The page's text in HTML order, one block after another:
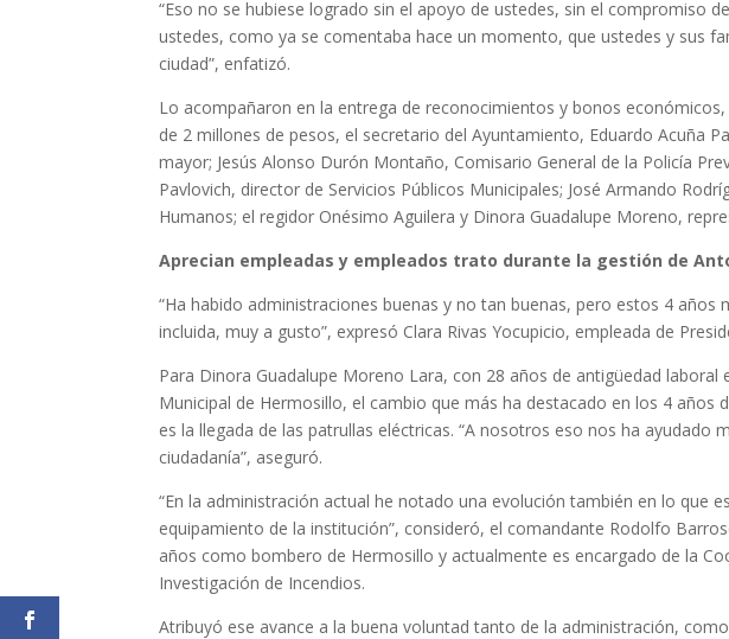
“Eso no se hubiese logrado sin el apoyo de ustedes, sin el compromiso
ustedes, como ya se comentaba hace un momento, que ustedes y sus
ciudad”, enfatizó.
Lo acompañaron en la entrega de reconocimientos y bonos
de 2 millones de pesos, el secretario del Ayuntamiento, Eduardo Acuña
mayor; Jesús Alonso Durón Montaño, Comisario General de la Policía
Pavlovich, director de Servicios Públicos Municipales; José Armando
Humanos; el regidor Onésimo Aguilera y Dinora Guadalupe Moreno,
Aprecian empleadas y empleados trato durante la gestión de
“Ha habido administraciones buenas y no tan buenas, pero estos 4 años
incluida, muy a gusto”, expresó Clara Rivas Yocupicio, empleada de
Para Dinora Guadalupe Moreno Lara, con 28 años de antigüedad laboral
Municipal de Hermosillo, el cambio que más ha destacado en los 4 años
es la llegada de las patrullas eléctricas. “A nosotros eso nos ha ayudado
ciudadanía”, aseguró.
“En la administración actual he notado una evolución también en lo que
equipamiento de la institución”, consideró, el comandante Rodolfo
años como bombero de Hermosillo y actualmente es encargado de la
Investigación de Incendios.
Atribuyó ese avance a la buena voluntad tanto de la administración,